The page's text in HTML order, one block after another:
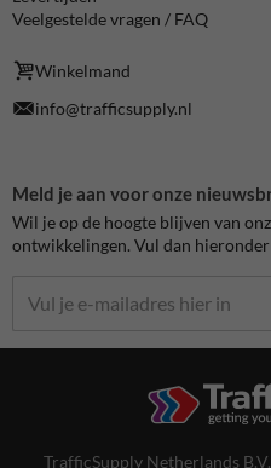
Veelgestelde vragen / FAQ
Winkelmand
info@trafficsupply.nl
Meld je aan voor onze
Wil je op de hoogte blijven van
ontwikkelingen. Vul dan
TrafficSupply Netherlands